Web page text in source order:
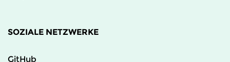
SOZIALE NETZWERKE
GitHub